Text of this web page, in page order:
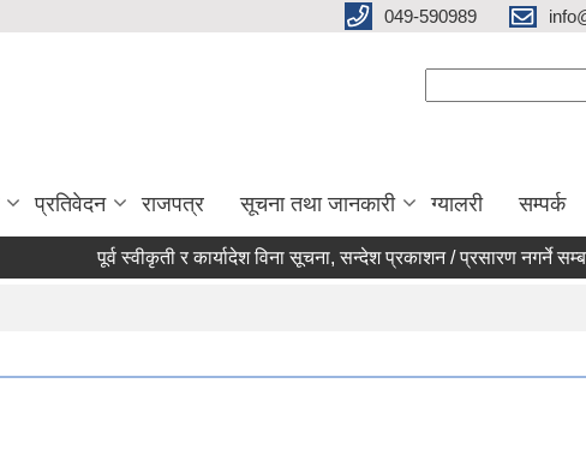
049-590989
प्रतिवेदन राजपत्र सूचना तथा जानकारी ग्यालरी सम्पर्क
पूर्व स्वीकृती र कार्यादेश विना सूचना, सन्देश प्रकाशन / प्रसारण नगर्ने सम्बन्धी